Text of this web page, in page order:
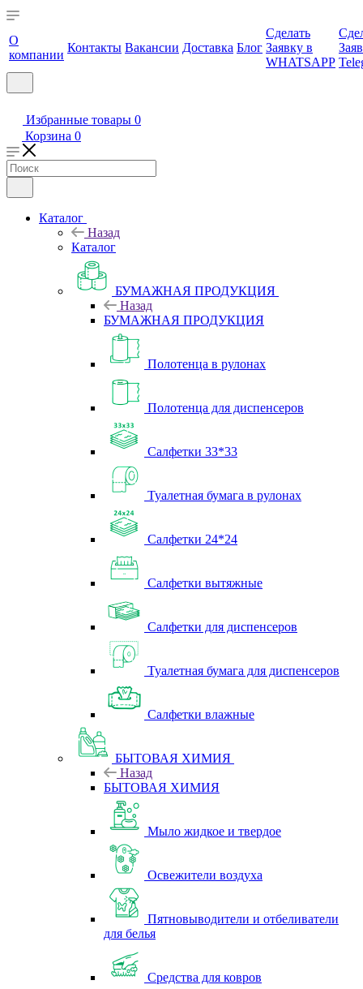
О
компании
Контакты Вакансии Доставка Блог
Сделать
Заявку в
WHATSAPP
Избранные товары 0
Корзина 0
Каталог
Назад
Каталог
БУМАЖНАЯ ПРОДУКЦИЯ
Назад
БУМАЖНАЯ ПРОДУКЦИЯ
Полотенца в рулонах
Полотенца для диспенсеров
Салфетки 33*33
Туалетная бумага в рулонах
Салфетки 24*24
Салфетки вытяжные
Салфетки для диспенсеров
Туалетная бумага для диспенсеров
Салфетки влажные
БЫТОВАЯ ХИМИЯ
Назад
БЫТОВАЯ ХИМИЯ
Мыло жидкое и твердое
Освежители воздуха
Пятновыводители и отбеливатели
для белья
Средства для ковров